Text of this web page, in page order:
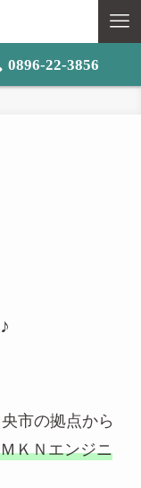
0896-22-3856
市の拠点から
ＫＮエンジニ